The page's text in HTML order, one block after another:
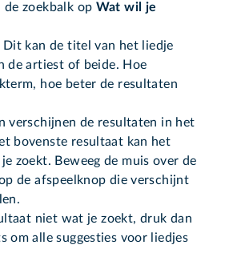
de zoekbalk op Wat wil je
Dit kan de titel van het liedje
de artiest of beide. Hoe
hoe beter de resultaten
verschijnen de resultaten in het
bovenste resultaat kan het
zoekt. Beweeg de muis over de
de afspeelknop die verschijnt
niet wat je zoekt, druk dan
om alle suggesties voor liedjes